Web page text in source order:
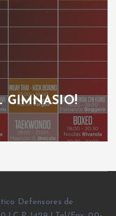
GIMNASIO!
Defensores de